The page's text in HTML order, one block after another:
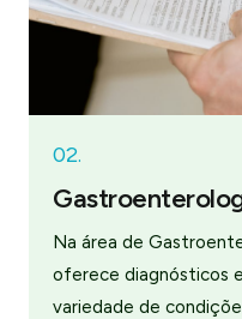
02.
Na área de
oferece diagnósticos
variedade de